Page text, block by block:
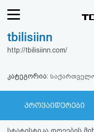
რეიტინგი
tbilisiinn
http://tbilisiinn.com/
კატეგორია:
პროვაიდერები